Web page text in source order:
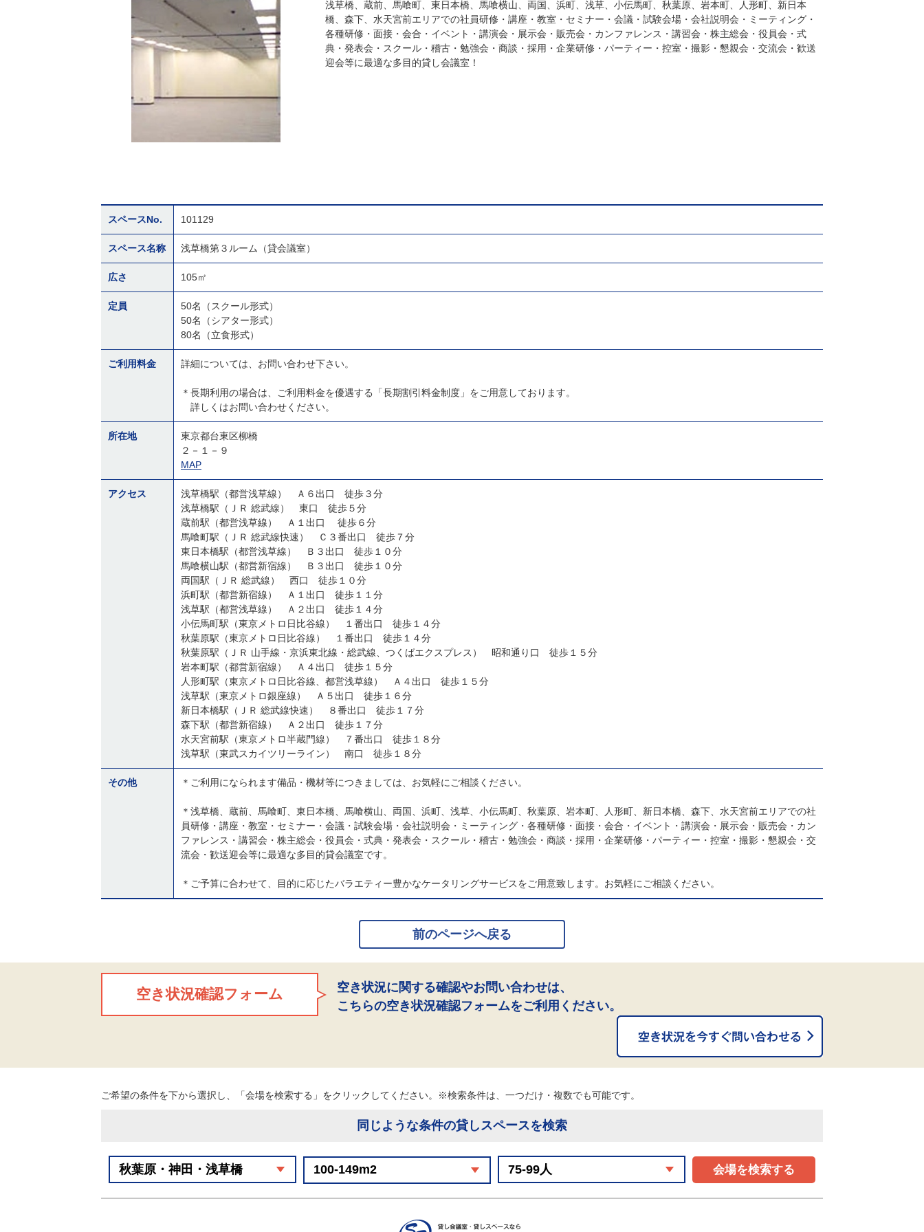
浅草橋、蔵前、馬喰町、東日本橋、馬喰横山、両国、浜町、浅草、小伝馬町、秋葉原、岩本町、人形町、新日本
橋、森下、水天宮前エリアでの社員研修・講座・教室・セミナー・会議・試験会場・会社説明会・ミーティング・
各種研修・面接・会合・イベント・講演会・展示会・販売会・カンファレンス・講習会・株主総会・役員会・式
典・発表会・スクール・稽古・勉強会・商談・採用・企業研修・パーティー・控室・撮影・懇親会・交流会・歓送
迎会等に最適な多目的貸し会議室！
スペースNo. 101129
スペース名称 浅草橋第３ルーム（貸会議室）
広さ 105㎡
定員
50名（スクール形式）
50名（シアター形式）
80名（立食形式）
ご利用料金 詳細については、お問い合わせ下さい。
＊長期利用の場合は、ご利用料金を優遇する「長期割引料金制度」をご用意しております。
詳しくはお問い合わせください。
所在地
東京都台東区柳橋
２－１－９
MAP
アクセス
浅草橋駅（都営浅草線） Ａ６出口 徒歩３分
浅草橋駅（ＪＲ 総武線） 東口 徒歩５分
蔵前駅（都営浅草線） Ａ１出口 徒歩６分
馬喰町駅（ＪＲ 総武線快速） Ｃ３番出口 徒歩７分
東日本橋駅（都営浅草線） Ｂ３出口 徒歩１０分
馬喰横山駅（都営新宿線） Ｂ３出口 徒歩１０分
両国駅（ＪＲ 総武線） 西口 徒歩１０分
浜町駅（都営新宿線） Ａ１出口 徒歩１１分
浅草駅（都営浅草線） Ａ２出口 徒歩１４分
小伝馬町駅（東京メトロ日比谷線） １番出口 徒歩１４分
秋葉原駅（東京メトロ日比谷線） １番出口 徒歩１４分
秋葉原駅（ＪＲ 山手線・京浜東北線・総武線、つくばエクスプレス） 昭和通り口 徒歩１５分
岩本町駅（都営新宿線） Ａ４出口 徒歩１５分
人形町駅（東京メトロ日比谷線、都営浅草線） Ａ４出口 徒歩１５分
浅草駅（東京メトロ銀座線） Ａ５出口 徒歩１６分
新日本橋駅（ＪＲ 総武線快速） ８番出口 徒歩１７分
森下駅（都営新宿線） Ａ２出口 徒歩１７分
水天宮前駅（東京メトロ半蔵門線） ７番出口 徒歩１８分
浅草駅（東武スカイツリーライン） 南口 徒歩１８分
その他 ＊ご利用になられます備品・機材等につきましては、お気軽にご相談ください。
＊浅草橋、蔵前、馬喰町、東日本橋、馬喰横山、両国、浜町、浅草、小伝馬町、秋葉原、岩本町、人形町、新日本橋、森下、水天宮前エリアでの社
員研修・講座・教室・セミナー・会議・試験会場・会社説明会・ミーティング・各種研修・面接・会合・イベント・講演会・展示会・販売会・カン
ファレンス・講習会・株主総会・役員会・式典・発表会・スクール・稽古・勉強会・商談・採用・企業研修・パーティー・控室・撮影・懇親会・交
流会・歓送迎会等に最適な多目的貸会議室です。
＊ご予算に合わせて、目的に応じたバラエティー豊かなケータリングサービスをご用意致します。お気軽にご相談ください。
前のページへ戻る
空き状況確認フォーム
空き状況に関する確認やお問い合わせは、
こちらの空き状況確認フォームをご利用ください。
ご希望の条件を下から選択し、「会場を検索する」をクリックしてください。※検索条件は、一つだけ・複数でも可能です。
同じような条件の貸しスペースを検索
会場を検索する